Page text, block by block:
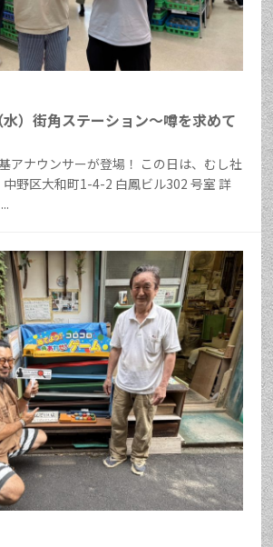
）街角ステーション～噂を求めて
アナウンサーが登場！ この日は、むし社
野区大和町1-4-2 白鳳ビル302 号室 詳